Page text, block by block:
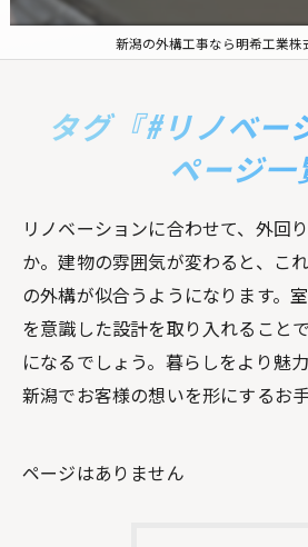
新潟の外構工事なら明希工業株
タグ『#リノベー
ページ一
リノベーションに合わせて、外回
か。建物の雰囲気が変わると、こ
の外構が似合うようになります。
を意識した設計を取り入れること
になるでしょう。暮らしをより魅
新潟でお客様の想いを形にするお
ページはありません